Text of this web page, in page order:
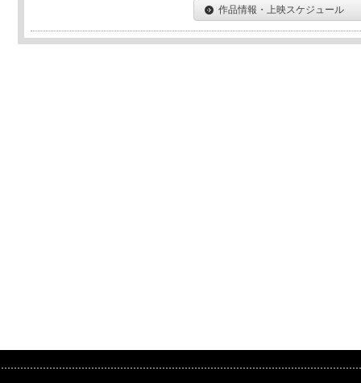
作品情報・上映スケジュール